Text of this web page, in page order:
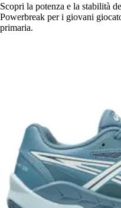
Scopri la potenza e la stabilità
Powerbreak per i giovani
primaria.